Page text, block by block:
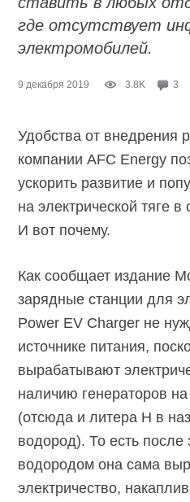
где отсутствует
электромобилей.
9 декабря 2019 3.8K 3
Удобства от внедрения
компании AFC Energy
ускорить развитие и
на электрической тяге
И вот почему.
Как сообщает издание
зарядные станции для
Power EV Charger не
источнике питания,
вырабатывают
наличию генераторов
(отсюда и литера Н в
водород). То есть после
водородом она сама
электричество,